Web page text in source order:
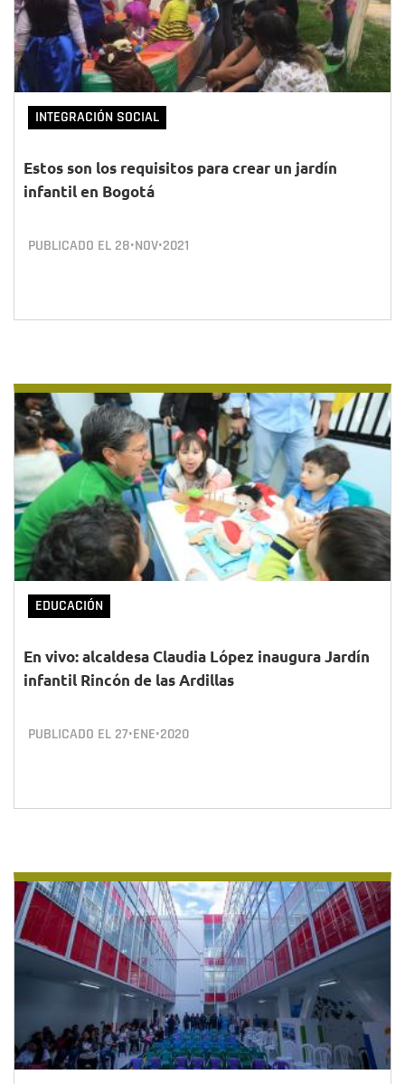
INTEGRACIÓN SOCIAL
Estos son los requisitos para crear un jardín
infantil en Bogotá
PUBLICADO EL 28•NOV•2021
EDUCACIÓN
En vivo: alcaldesa Claudia López inaugura Jardín
infantil Rincón de las Ardillas
PUBLICADO EL 27•ENE•2020